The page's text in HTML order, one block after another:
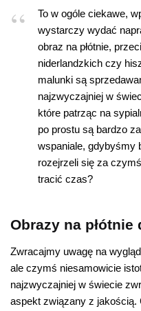
To w ogóle ciekawe,
wystarczy wydać
obraz na płótnie,
niderlandzkich czy
malunki są
najzwyczajniej w
które patrząc na
po prostu są bardzo
wspaniale, gdybyśmy
rozejrzeli się za
tracić czas?
Obrazy na płótnie
Zwracajmy uwagę na
ale czymś niesamowicie
najzwyczajniej w świecie
aspekt związany z